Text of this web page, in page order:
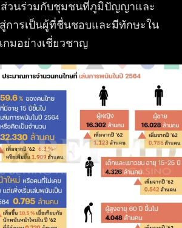
ส่วนร่วมกับชุมชนที่ภูมิปัญญาและ
การเป็นผู้ที่ชื่นชอบและมีทักษะใน
กมอย่างเชี่ยวชาญ